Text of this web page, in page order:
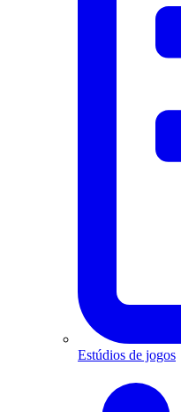
Estúdios de jogos